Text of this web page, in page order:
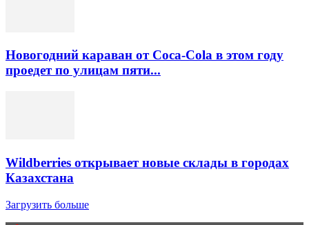
Новогодний караван от Coca-Cola в этом году
проедет по улицам пяти...
Wildberries открывает новые склады в городах
Казахстана
Загрузить больше